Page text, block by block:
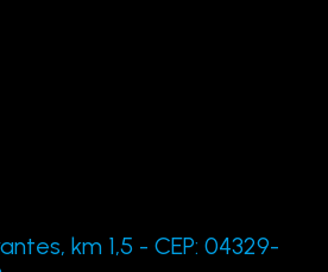
km 1,5 - CEP: 04329-